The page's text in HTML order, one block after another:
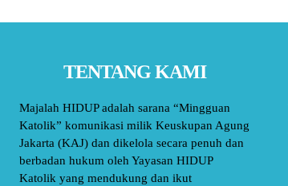
TENTANG KAMI
Majalah HIDUP adalah sarana “Mingguan
Katolik” komunikasi milik Keuskupan Agung
Jakarta (KAJ) dan dikelola secara penuh dan
berbadan hukum oleh Yayasan HIDUP
Katolik yang mendukung dan ikut